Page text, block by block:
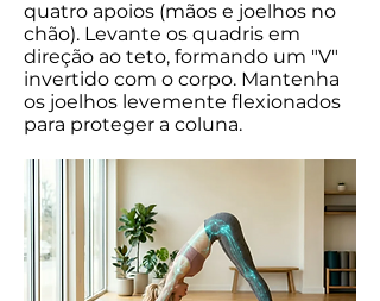
quatro apoios (mãos e joelhos no
chão). Levante os quadris em
direção ao teto, formando um "V"
invertido com o corpo. Mantenha
os joelhos levemente flexionados
para proteger a coluna.